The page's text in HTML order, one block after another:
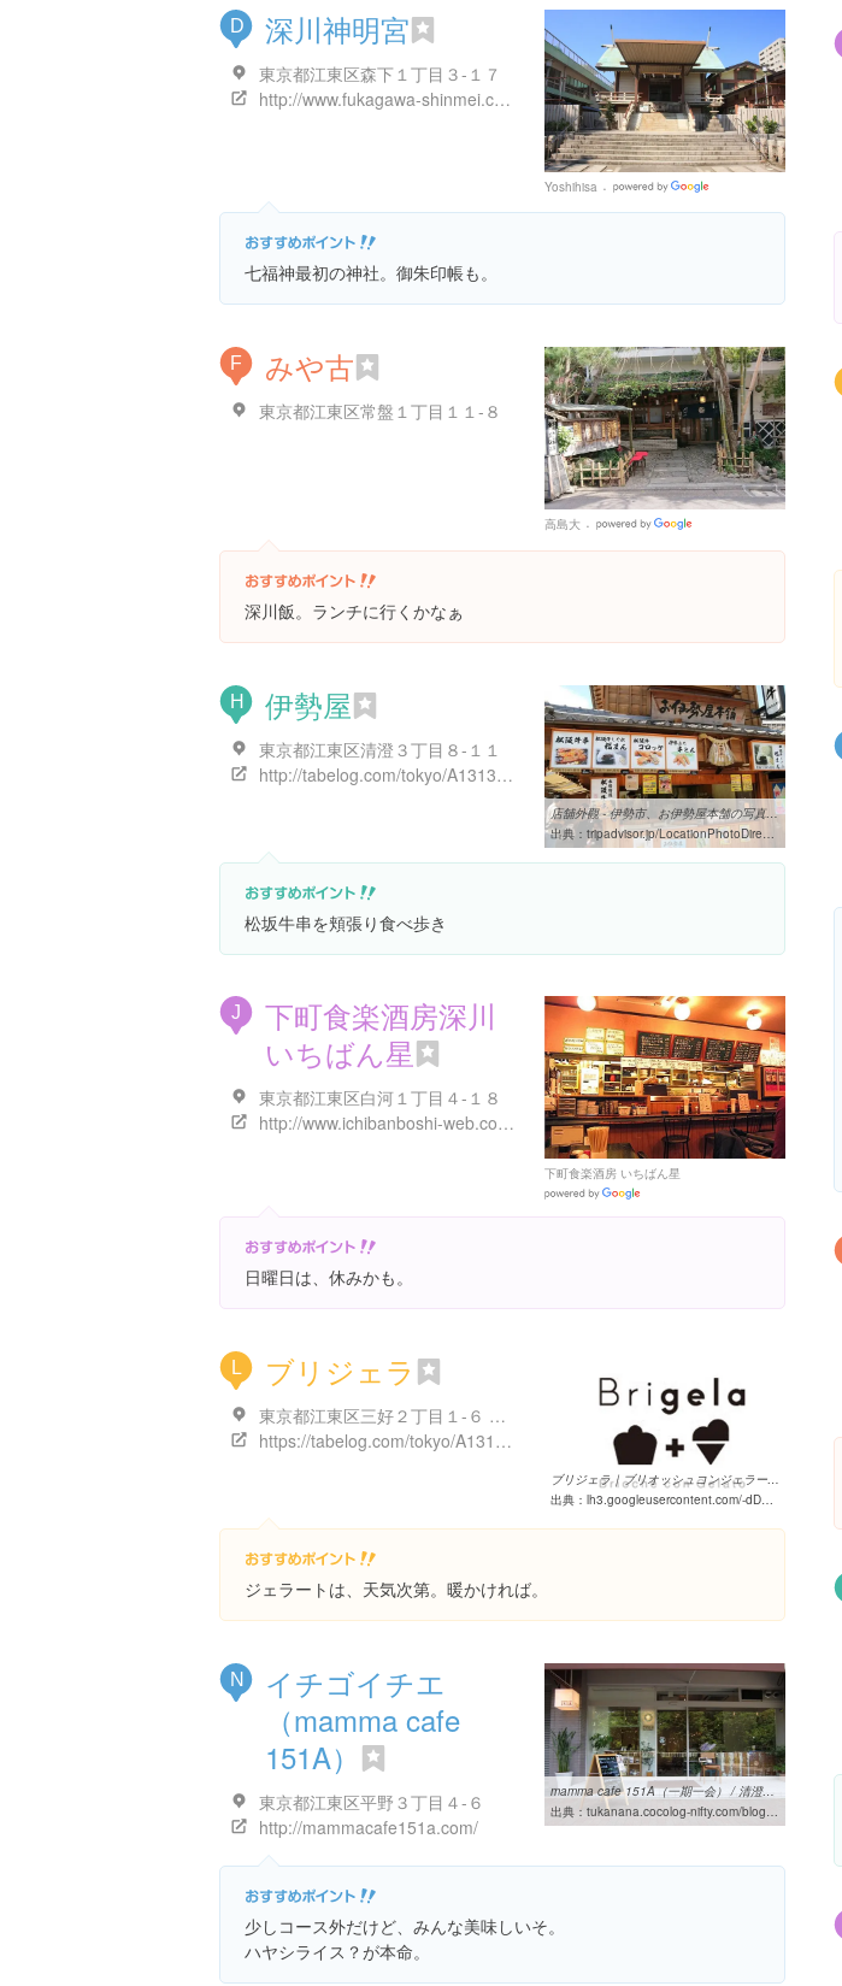
D 深川神明宮
東京都江東区森下１丁目３-１７
http://www.fukagawa-shinmei.com/
Yoshihisa
Places
七福神最初の神社。御朱印帳も。
F みや古
東京都江東区常盤１丁目１１-８
高島大
Places
深川飯。ランチに行くかなぁ
H 伊勢屋
東京都江東区清澄３丁目８-１１
http://tabelog.com/tokyo/A1313/A131303/13089044/
店舖外觀 - 伊勢市、お伊勢屋本舗の写真 - トリップアドバイザー
出典： tripadvisor.jp/LocationPhotoDirectLink-g303159-d8322356-i332014308-Oiseyahonpo-Ise_Mie_Prefecture_Tokai_Chubu.html
松坂牛串を頬張り食べ歩き
J
下町食楽酒房深川
いちばん星
東京都江東区白河１丁目４-１８
http://www.ichibanboshi-web.com/
下町食楽酒房 いちばん星
Places
日曜日は、休みかも。
L ブリジェラ
東京都江東区三好２丁目１-６ ゴッドヴィレ
https://tabelog.com/tokyo/A1313/A131303/13181083/
ブリジェラ｜ブリオッシュコンジェラート@清澄白河
出典： lh3.googleusercontent.com/-dDLQILeiWMk/Vd7yW-kFAuI/AAAAAAAABOw/lPO4VYka_dA/w460-h310-k
ジェラートは、天気次第。暖かければ。
N
イチゴイチエ
（mamma cafe
151A）
東京都江東区平野３丁目４-６
http://mammacafe151a.com/
mamma cafe 151A（一期一会） / 清澄白河(木場公園): 「つ」な関西人の ...
出典： tukanana.cocolog-nifty.com/blog/2013/06/mamma-cafe-151a.html
少しコース外だけど、みんな美味しいそ。
ハヤシライス？が本命。